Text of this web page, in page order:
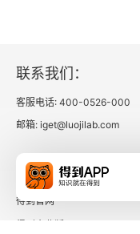
联系我们：
客服电话: 400-0526-000
邮箱: iget@luojilab.com
相关链接：
得到官网